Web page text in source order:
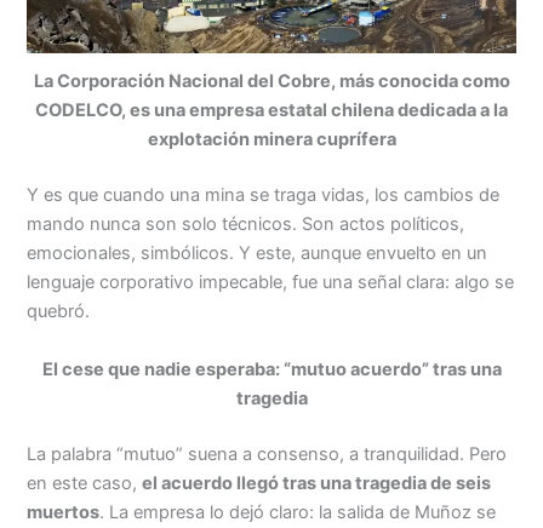
La Corporación Nacional del Cobre, más conocida como
CODELCO, es una empresa estatal chilena dedicada a la
explotación minera cuprífera
Y es que cuando una mina se traga vidas, los cambios de
mando nunca son solo técnicos. Son actos políticos,
emocionales, simbólicos. Y este, aunque envuelto en un
lenguaje corporativo impecable, fue una señal clara: algo se
quebró.
El cese que nadie esperaba: “mutuo acuerdo” tras una
tragedia
La palabra “mutuo” suena a consenso, a tranquilidad. Pero
en este caso,el acuerdo llegó tras una tragedia de seis
muertos. La empresa lo dejó claro: la salida de Muñoz se